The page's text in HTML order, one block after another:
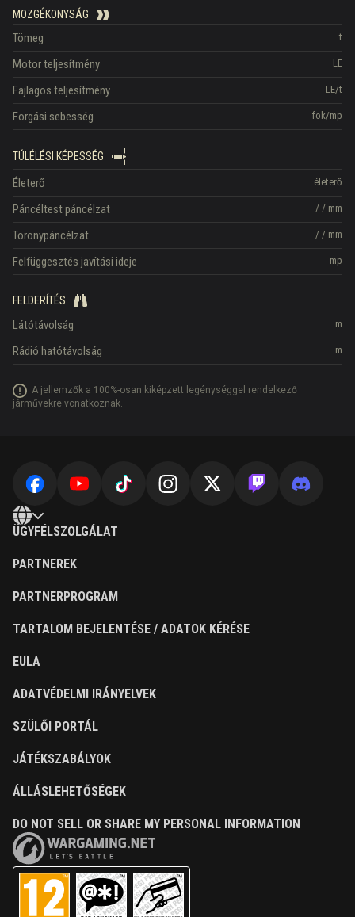
MOZGÉKONYSÁG
t
Tömeg
LE
Motor teljesítmény
LE/t
Fajlagos teljesítmény
fok/mp
Forgási sebesség
TÚLÉLÉSI KÉPESSÉG
életerő
Életerő
/ / mm
Páncéltest páncélzat
/ / mm
Toronypáncélzat
mp
Felfüggesztés javítási ideje
FELDERÍTÉS
m
Látótávolság
m
Rádió hatótávolság
A jellemzők a 100%-osan kiképzett legénységgel rendelkező
járművekre vonatkoznak.
ÜGYFÉLSZOLGÁLAT
PARTNEREK
PARTNERPROGRAM
TARTALOM BEJELENTÉSE / ADATOK KÉRÉSE
EULA
ADATVÉDELMI IRÁNYELVEK
SZÜLŐI PORTÁL
JÁTÉKSZABÁLYOK
ÁLLÁSLEHETŐSÉGEK
DO NOT SELL OR SHARE MY PERSONAL INFORMATION